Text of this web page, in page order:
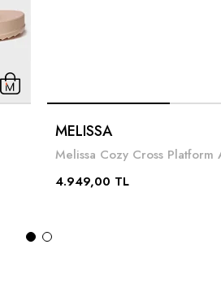
MELISSA
4.949,00 TL